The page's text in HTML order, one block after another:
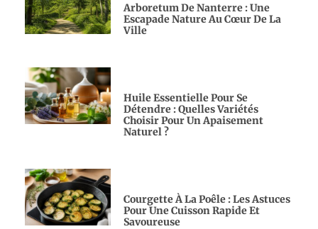
Arboretum De Nanterre : Une
Escapade Nature Au Cœur De La
Ville
Huile Essentielle Pour Se
Détendre : Quelles Variétés
Choisir Pour Un Apaisement
Naturel ?
Courgette À La Poêle : Les Astuces
Pour Une Cuisson Rapide Et
Savoureuse